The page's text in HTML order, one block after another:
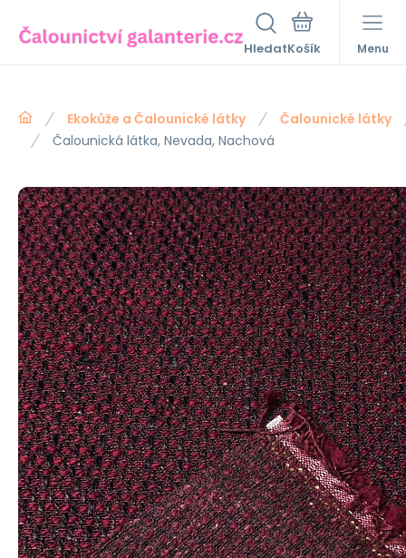
Hledat Menu
Ekokůže a Čalounické látky
Čalounické látky
Čalounická látka, Nevada, Nachová